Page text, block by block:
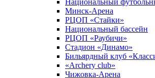
Национальный
Минск-Арена
РЦОП «Стайки»
Национальный бассейн
РЦОП «Раубичи»
Стадион «Динамо»
Бильярдный клуб
«Archery club»
Чижовка-Арена